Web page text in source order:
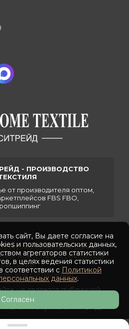
- ПРОИЗВОДСТВО
от производителя оптом,
FBS FBO,
персональных данных
персональных данных
новостной и рекламной
рассылки
соглашение
не является публичной
офертой
Фабрика СИТРЕЙД
сайт, Вы даете согласие на
и пользовательских данных,
агрегаторов статистики
в целях ведения статистики
соответствии с Политикой
данных.
Согласен